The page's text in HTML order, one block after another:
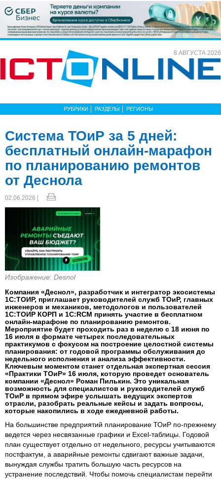
8 АВГУСТА 2026
РУБРИКИ РАЗДЕЛЫ РЕГИОНЫ
Система ТОиР за 5 дней:
бесплатный онлайн-марафон
по планированию ремонтов
от Деснола
02.06.2026 |
Изображение: Desnol
Компания «Деснол», разработчик и интегратор экосистемы
1С:ТОИР, приглашает руководителей служб ТОиР, главных
инженеров и механиков, методологов и пользователей
1С:ТОИР КОРП и 1С:RCM принять участие в бесплатном
онлайн-марафоне по планированию ремонтов.
Мероприятие будет проходить раз в неделю с 18 июня по
16 июля в формате четырех последовательных
практикумов с фокусом на построение целостной системы
планирования: от годовой программы обслуживания до
недельного исполнения и анализа эффективности.
Ключевым моментом станет отдельная экспертная сессия
«Практики ТОиР» 16 июля, которую проведет основатель
компании «Деснол» Роман Пилькин. Это уникальная
возможность для специалистов и руководителей служб
ТОиР в прямом эфире услышать ведущих экспертов
отрасли, разобрать реальные кейсы и задать вопросы,
которые накопились в ходе ежедневной работы.
На большинстве предприятий планирование ТОиР по-прежнему
ведется через несвязанные графики и Excel-таблицы. Годовой
план существует отдельно от недельного, ресурсы учитываются
постфактум, а аварийные ремонты сдвигают важные задачи,
вынуждая службы тратить большую часть ресурсов на
устранение последствий. Чтобы помочь специалистам перейти